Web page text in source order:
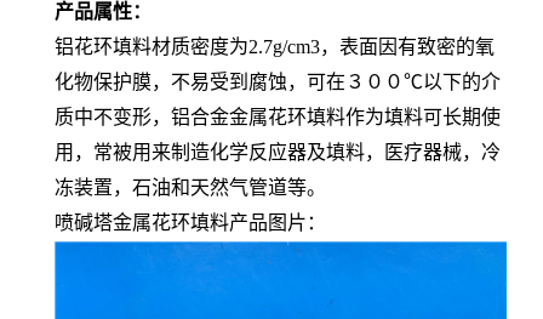
产品属性：
铝花环填料材质密度为2.7g/cm3，表面因有致密的氧
化物保护膜，不易受到腐蚀，可在３００℃以下的介
质中不变形，铝合金金属花环填料作为填料可长期使
用，常被用来制造化学反应器及填料，医疗器械，冷
冻装置，石油和天然气管道等。
喷碱塔金属花环填料产品图片：